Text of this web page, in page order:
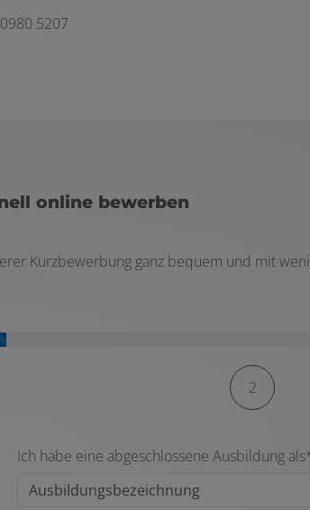
5207
online bewerben
Kurzbewerbung ganz bequem und mit
2
Ich habe eine abgeschlossene Ausbildung